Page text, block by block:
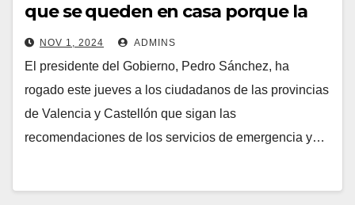
que se queden en casa porque la
DANA «no ha acabado» y les
promete no dejarles solos
NOV 1, 2024 ADMINS
El presidente del Gobierno, Pedro Sánchez, ha
rogado este jueves a los ciudadanos de las provincias
de Valencia y Castellón que sigan las
recomendaciones de los servicios de emergencia y…